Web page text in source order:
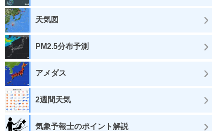
天気図
PM2.5分布予測
アメダス
2週間天気
気象予報士のポイント解説